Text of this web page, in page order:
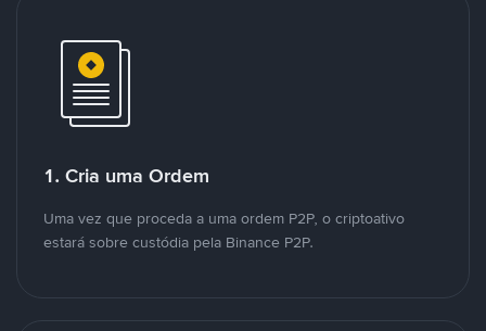
1. Cria uma Ordem
Uma vez que proceda a uma ordem P2P, o criptoativo
estará sobre custódia pela Binance P2P.